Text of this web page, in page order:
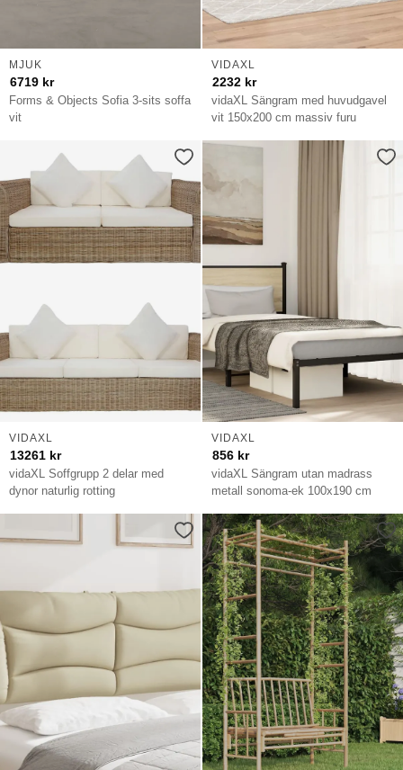
Forms & Objects Sofia 3-sits soffa
vit
MJUK
6719 kr
vidaXL Sängram med huvudgavel
vit 150x200 cm massiv furu
VIDAXL
2232 kr
vidaXL Soffgrupp 2 delar med
dynor naturlig rotting
VIDAXL
13261 kr
vidaXL Sängram utan madrass
metall sonoma-ek 100x190 cm
VIDAXL
856 kr